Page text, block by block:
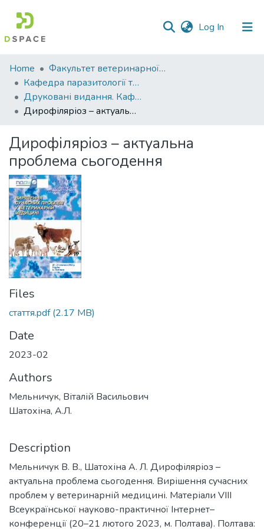
Log In (current)
Communities
&
Collections
All of DSpace
Statistics
Home
Факультет ветеринарної медицини
Кафедра паразитології та ветеринарно-санітарної експертизи
Друковані видання. Кафедра паразитології та ветеринарно-санітарної експертизи
Дирофіляріоз – актуальна проблема сьогодення
Дирофіляріоз – актуальна
проблема сьогодення
Files
стаття.pdf(2.17 MB)
Date
2023-02
Authors
Мельничук, Віталій Васильович
Шатохіна, А.Л.
Description
Мельничук В. В., Шатохіна А. Л. Дирофіляріоз –
актуальна проблема сьогодення. Вирішення сучасних
проблем у ветеринарній медицині. Матеріали VІІІ
Всеукраїнської науково-практичної Інтернет–
конференції (20–21 лютого 2023, м. Полтава). Полтава: